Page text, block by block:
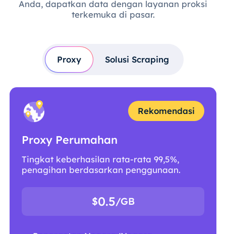
Anda, dapatkan data dengan layanan proksi
terkemuka di pasar.
Proxy Solusi Scraping
Rekomendasi
Proxy Perumahan
Tingkat keberhasilan rata-rata 99,5%,
penagihan berdasarkan penggunaan.
$0.5/GB